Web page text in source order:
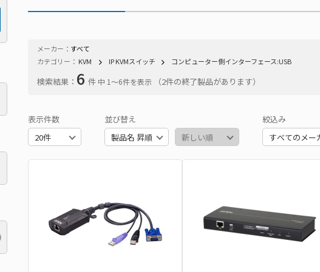
メーカー： すべて
カテゴリー： KVM IP KVMスイッチ コンピューター側インターフェース:USB
検索結果： 6 件 中 1〜6件を表示 （2件の終了製品があります）
表示件数 並び替え
絞込み